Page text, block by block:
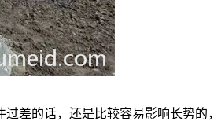
差的话，还是比较容易影响长势